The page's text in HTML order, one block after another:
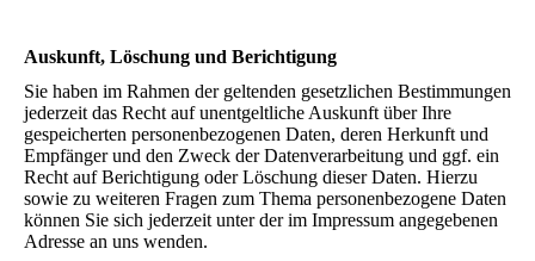
Auskunft, Löschung und Berichtigung
Sie haben im Rahmen der geltenden gesetzlichen Bestimmungen
jederzeit das Recht auf unentgeltliche Auskunft über Ihre
gespeicherten personenbezogenen Daten, deren Herkunft und
Empfänger und den Zweck der Datenverarbeitung und ggf. ein
Recht auf Berichtigung oder Löschung dieser Daten. Hierzu
sowie zu weiteren Fragen zum Thema personenbezogene Daten
können Sie sich jederzeit unter der im Impressum angegebenen
Adresse an uns wenden.